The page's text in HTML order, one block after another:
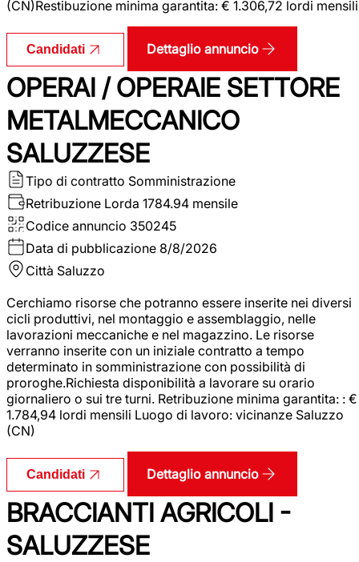
(CN)Restibuzione minima garantita: € 1.306,72 lordi mensili
Candidati Dettaglio annuncio
OPERAI / OPERAIE SETTORE
METALMECCANICO
SALUZZESE
Tipo di contratto Somministrazione
Retribuzione Lorda 1784.94 mensile
Codice annuncio 350245
Data di pubblicazione 8/8/2026
Città Saluzzo
Cerchiamo risorse che potranno essere inserite nei diversi
cicli produttivi, nel montaggio e assemblaggio, nelle
lavorazioni meccaniche e nel magazzino. Le risorse
verranno inserite con un iniziale contratto a tempo
determinato in somministrazione con possibilità di
proroghe.Richiesta disponibilità a lavorare su orario
giornaliero o sui tre turni. Retribuzione minima garantita: : €
1.784,94 lordi mensili Luogo di lavoro: vicinanze Saluzzo
(CN)
Candidati Dettaglio annuncio
BRACCIANTI AGRICOLI -
SALUZZESE